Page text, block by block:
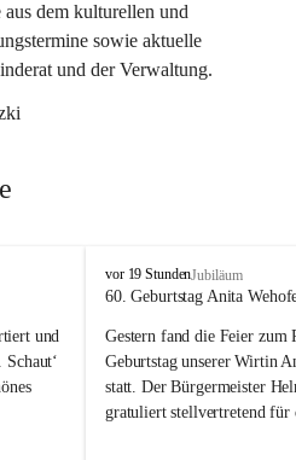
dem kulturellen und
sowie aktuelle
und der Verwaltung.
und
T
o
a
j
vor 19 StundenJubiläum
60. Geburtstag Anita
Gestern fand die Feier zum
Geburtstag unserer Wirtin
statt. Der Bürgermeister
gratuliert stellvertretend für